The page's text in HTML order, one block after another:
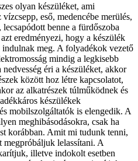
olyan készüléket, ami
eső, medencébe merülés,
benne a fürdőszoba
eredményezi, hogy a készülék
meg. A folyadékok vezető
mindig a legkisebb
éri a készüléket, akkor
között hoz létre kapcsolatot,
az alkatrészek túlműködnek és
készülékek
mobilszolgáltatók is elengedik. A
meghibásodásokra, csak ha
korábban. Amit mi tudunk tenni,
lelassítani. A
illetve indokolt esetben